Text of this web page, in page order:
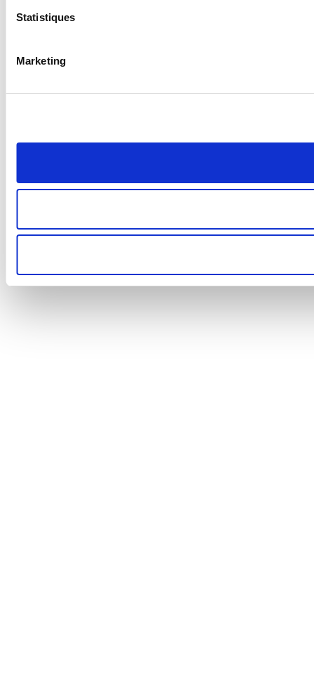
Statistiques
Marketing